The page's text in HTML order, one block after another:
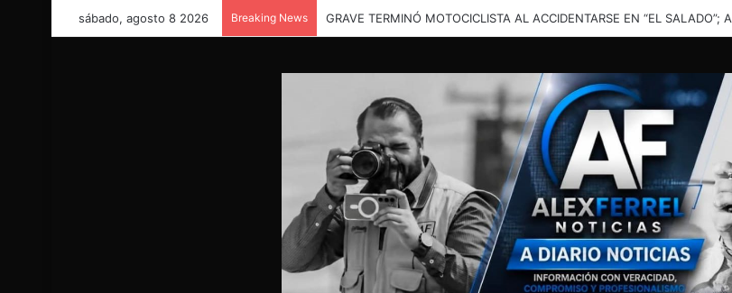
sábado, agosto 8 2026 Breaking News “Necesitamos una solución”: vecinos denuncian inundaciones en